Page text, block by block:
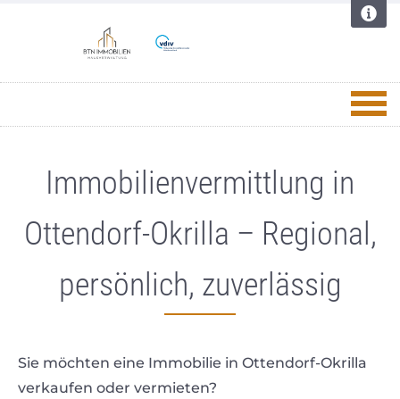
Immobilienvermittlung in
Ottendorf-Okrilla – Regional,
persönlich, zuverlässig
Sie möchten eine Immobilie in Ottendorf-Okrilla
verkaufen oder vermieten?